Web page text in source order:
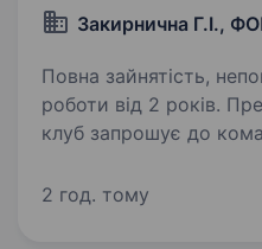
Закирнична Г.І.,
Повна зайнятість,
роботи від 2 років. Преміальний спортивний
клуб запрошує до
атмосферу відпочинку,
2 год. тому